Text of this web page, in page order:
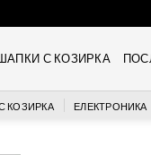
С КОЗИРКА
КОЗИРКА ЕЛЕКТРОНИКА